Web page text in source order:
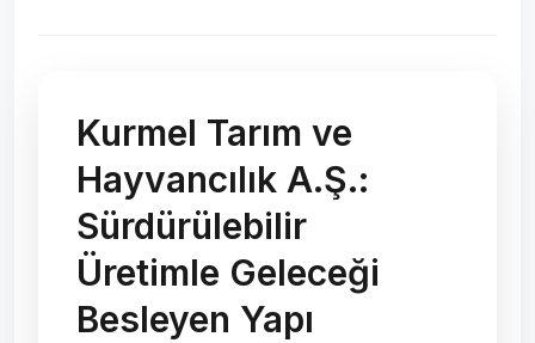
Kurmel Tarım ve
Hayvancılık A.Ş.:
Sürdürülebilir
Üretimle Geleceği
Besleyen Yapı